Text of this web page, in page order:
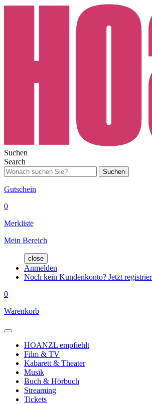
Suchen
Search
Suchen
Gutschein
0
Merkliste
Mein Bereich
close
Anmelden
Noch kein Kundenkonto? Jetzt
0
Warenkorb
HOANZL empfiehlt
Film & TV
Kabarett & Theater
Musik
Buch & Hörbuch
Streaming
Tickets